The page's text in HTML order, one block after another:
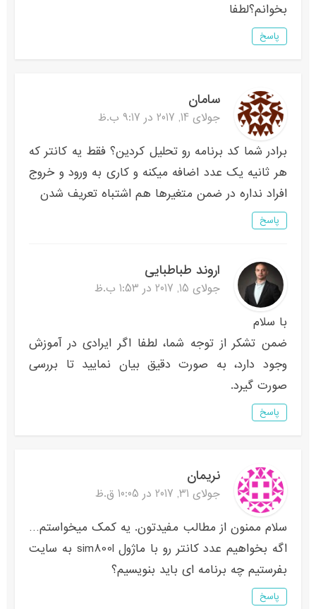
بخوانم؟لطفا
پاسخ
سامان
جولای 14, 2017 در 9:17 ب.ظ
برادر شما کد برنامه رو تحلیل کردین؟ فقط یه کانتر که
هر ثانیه یک عدد اضافه میکنه و کاری به ورود و خروج
افراد نداره در ضمن متغیرها هم اشتباه تعریف شدن
پاسخ
اروند طباطبایی
جولای 15, 2017 در 1:53 ب.ظ
با سلام
ضمن تشکر از توجه شما، لطفا اگر ایرادی در آموزش
وجود دارد، به صورت دقیق بیان نمایید تا بررسی
صورت گیرد.
پاسخ
نریمان
جولای 31, 2017 در 10:05 ق.ظ
سلام ممنون از مطالب مفیدتون. یه کمک میخواستم…
اگه بخواهیم عدد کانتر رو با ماژول sim800l به سایت
بفرستیم چه برنامه ای باید بنویسیم؟
پاسخ